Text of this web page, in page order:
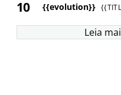
{{evolution}}
Leia